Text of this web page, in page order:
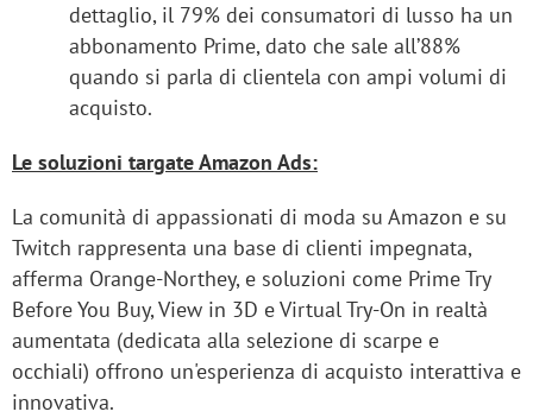
dettaglio, il 79% dei consumatori di lusso ha un
abbonamento Prime, dato che sale all’88%
quando si parla di clientela con ampi volumi di
acquisto.
Le soluzioni targate Amazon Ads:
La comunità di appassionati di moda su Amazon e su
Twitch rappresenta una base di clienti impegnata,
afferma Orange-Northey, e soluzioni come Prime Try
Before You Buy, View in 3D e Virtual Try-On in realtà
aumentata (dedicata alla selezione di scarpe e
occhiali) offrono un'esperienza di acquisto interattiva e
innovativa.